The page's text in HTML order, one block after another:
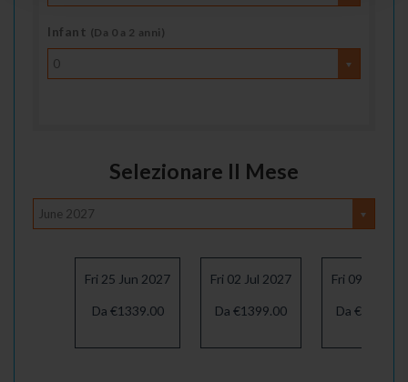
Infant (Da 0 a 2 anni)
0
Selezionare Il Mese
June 2027
Fri 25 Jun 2027
Da €1339.00
Fri 02 Jul 2027
Da €1399.00
Fri 09 Jul
Da €1439.00